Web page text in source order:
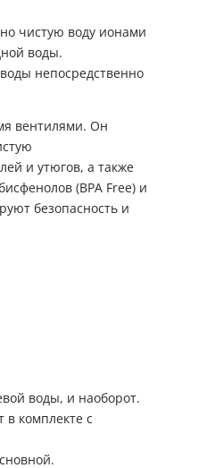
звонка
чистую воду ионами
воды.
непосредственно
вентилями. Он
и утюгов, а также
(BPA Free) и
безопасность и
воды, и наоборот.
в комплекте с